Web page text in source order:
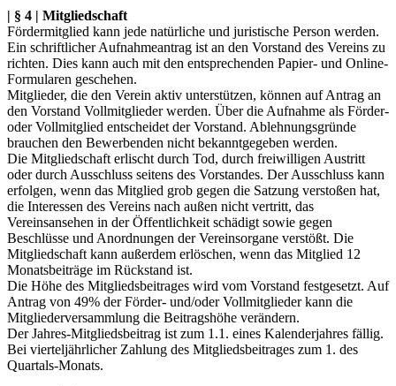
| § 4 | Mitgliedschaft
Fördermitglied kann jede natürliche und juristische Person werden.
Ein schriftlicher Aufnahmeantrag ist an den Vorstand des Vereins zu
richten. Dies kann auch mit den entsprechenden Papier- und Online-
Formularen geschehen.
Mitglieder, die den Verein aktiv unterstützen, können auf Antrag an
den Vorstand Vollmitglieder werden. Über die Aufnahme als Förder-
oder Vollmitglied entscheidet der Vorstand. Ablehnungsgründe
brauchen den Bewerbenden nicht bekanntgegeben werden.
Die Mitgliedschaft erlischt durch Tod, durch freiwilligen Austritt
oder durch Ausschluss seitens des Vorstandes. Der Ausschluss kann
erfolgen, wenn das Mitglied grob gegen die Satzung verstoßen hat,
die Interessen des Vereins nach außen nicht vertritt, das
Vereinsansehen in der Öffentlichkeit schädigt sowie gegen
Beschlüsse und Anordnungen der Vereinsorgane verstößt. Die
Mitgliedschaft kann außerdem erlöschen, wenn das Mitglied 12
Monatsbeiträge im Rückstand ist.
Die Höhe des Mitgliedsbeitrages wird vom Vorstand festgesetzt. Auf
Antrag von 49% der Förder- und/oder Vollmitglieder kann die
Mitgliederversammlung die Beitragshöhe verändern.
Der Jahres-Mitgliedsbeitrag ist zum 1.1. eines Kalenderjahres fällig.
Bei vierteljährlicher Zahlung des Mitgliedsbeitrages zum 1. des
Quartals-Monats.